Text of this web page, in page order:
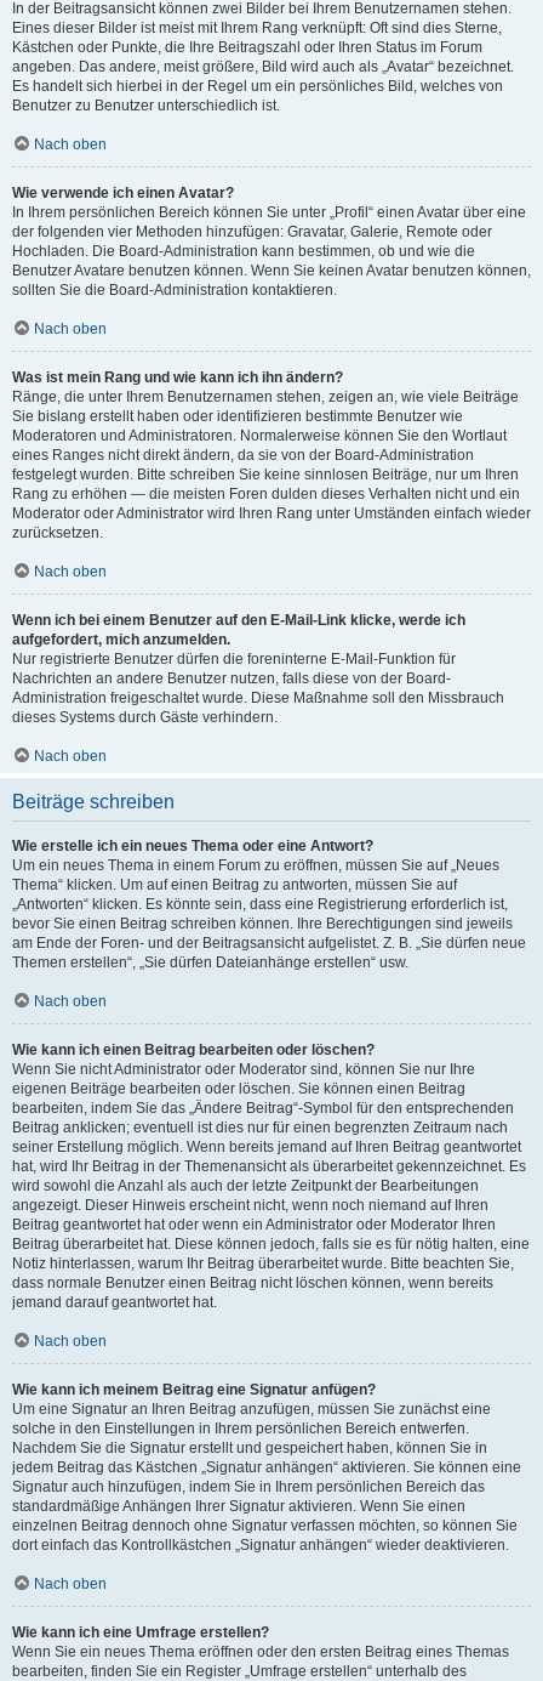
In der Beitragsansicht können zwei Bilder bei Ihrem Benutzernamen stehen.
Eines dieser Bilder ist meist mit Ihrem Rang verknüpft: Oft sind dies Sterne,
Kästchen oder Punkte, die Ihre Beitragszahl oder Ihren Status im Forum
angeben. Das andere, meist größere, Bild wird auch als „Avatar“ bezeichnet.
Es handelt sich hierbei in der Regel um ein persönliches Bild, welches von
Benutzer zu Benutzer unterschiedlich ist.
Nach oben
Wie verwende ich einen Avatar?
In Ihrem persönlichen Bereich können Sie unter „Profil“ einen Avatar über eine
der folgenden vier Methoden hinzufügen: Gravatar, Galerie, Remote oder
Hochladen. Die Board-Administration kann bestimmen, ob und wie die
Benutzer Avatare benutzen können. Wenn Sie keinen Avatar benutzen können,
sollten Sie die Board-Administration kontaktieren.
Nach oben
Was ist mein Rang und wie kann ich ihn ändern?
Ränge, die unter Ihrem Benutzernamen stehen, zeigen an, wie viele Beiträge
Sie bislang erstellt haben oder identifizieren bestimmte Benutzer wie
Moderatoren und Administratoren. Normalerweise können Sie den Wortlaut
eines Ranges nicht direkt ändern, da sie von der Board-Administration
festgelegt wurden. Bitte schreiben Sie keine sinnlosen Beiträge, nur um Ihren
Rang zu erhöhen — die meisten Foren dulden dieses Verhalten nicht und ein
Moderator oder Administrator wird Ihren Rang unter Umständen einfach wieder
zurücksetzen.
Nach oben
Wenn ich bei einem Benutzer auf den E-Mail-Link klicke, werde ich
aufgefordert, mich anzumelden.
Nur registrierte Benutzer dürfen die foreninterne E-Mail-Funktion für
Nachrichten an andere Benutzer nutzen, falls diese von der Board-
Administration freigeschaltet wurde. Diese Maßnahme soll den Missbrauch
dieses Systems durch Gäste verhindern.
Nach oben
Beiträge schreiben
Wie erstelle ich ein neues Thema oder eine Antwort?
Um ein neues Thema in einem Forum zu eröffnen, müssen Sie auf „Neues
Thema“ klicken. Um auf einen Beitrag zu antworten, müssen Sie auf
„Antworten“ klicken. Es könnte sein, dass eine Registrierung erforderlich ist,
bevor Sie einen Beitrag schreiben können. Ihre Berechtigungen sind jeweils
am Ende der Foren- und der Beitragsansicht aufgelistet. Z. B. „Sie dürfen neue
Themen erstellen“, „Sie dürfen Dateianhänge erstellen“ usw.
Nach oben
Wie kann ich einen Beitrag bearbeiten oder löschen?
Wenn Sie nicht Administrator oder Moderator sind, können Sie nur Ihre
eigenen Beiträge bearbeiten oder löschen. Sie können einen Beitrag
bearbeiten, indem Sie das „Ändere Beitrag“-Symbol für den entsprechenden
Beitrag anklicken; eventuell ist dies nur für einen begrenzten Zeitraum nach
seiner Erstellung möglich. Wenn bereits jemand auf Ihren Beitrag geantwortet
hat, wird Ihr Beitrag in der Themenansicht als überarbeitet gekennzeichnet. Es
wird sowohl die Anzahl als auch der letzte Zeitpunkt der Bearbeitungen
angezeigt. Dieser Hinweis erscheint nicht, wenn noch niemand auf Ihren
Beitrag geantwortet hat oder wenn ein Administrator oder Moderator Ihren
Beitrag überarbeitet hat. Diese können jedoch, falls sie es für nötig halten, eine
Notiz hinterlassen, warum Ihr Beitrag überarbeitet wurde. Bitte beachten Sie,
dass normale Benutzer einen Beitrag nicht löschen können, wenn bereits
jemand darauf geantwortet hat.
Nach oben
Wie kann ich meinem Beitrag eine Signatur anfügen?
Um eine Signatur an Ihren Beitrag anzufügen, müssen Sie zunächst eine
solche in den Einstellungen in Ihrem persönlichen Bereich entwerfen.
Nachdem Sie die Signatur erstellt und gespeichert haben, können Sie in
jedem Beitrag das Kästchen „Signatur anhängen“ aktivieren. Sie können eine
Signatur auch hinzufügen, indem Sie in Ihrem persönlichen Bereich das
standardmäßige Anhängen Ihrer Signatur aktivieren. Wenn Sie einen
einzelnen Beitrag dennoch ohne Signatur verfassen möchten, so können Sie
dort einfach das Kontrollkästchen „Signatur anhängen“ wieder deaktivieren.
Nach oben
Wie kann ich eine Umfrage erstellen?
Wenn Sie ein neues Thema eröffnen oder den ersten Beitrag eines Themas
bearbeiten, finden Sie ein Register „Umfrage erstellen“ unterhalb des